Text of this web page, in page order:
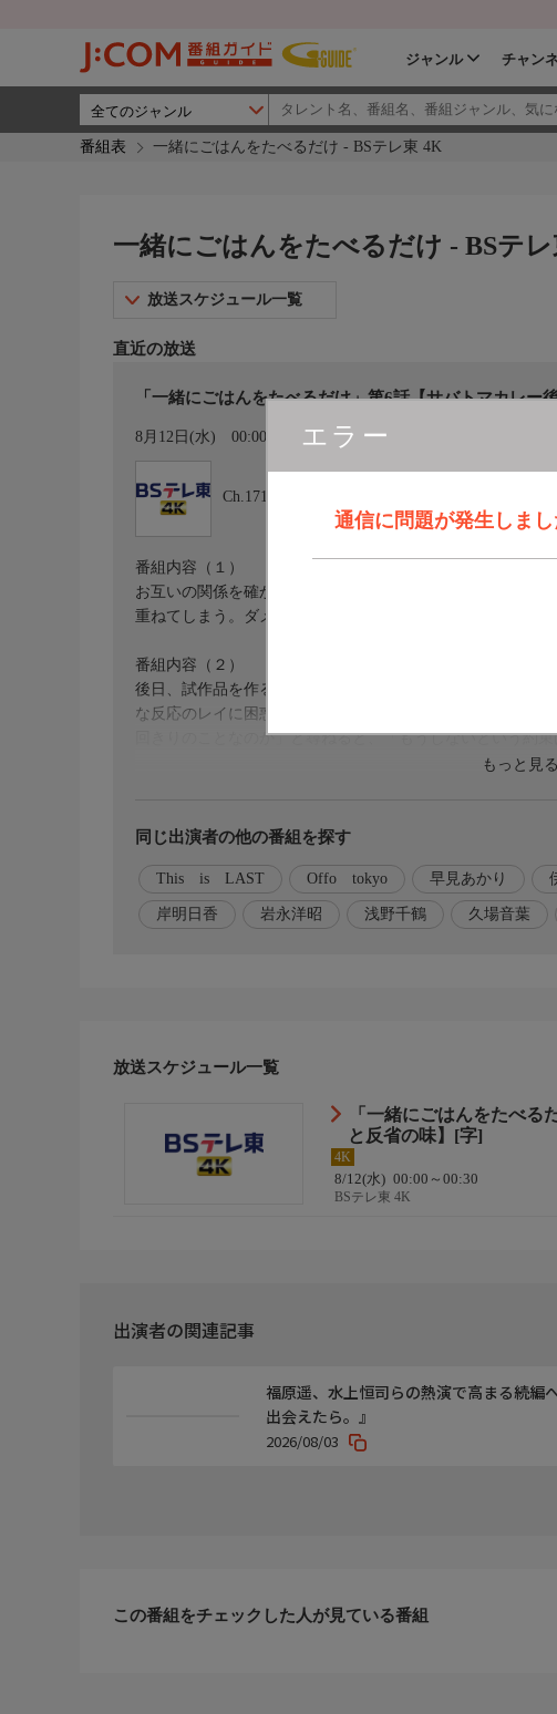
ジャンル チャン
番組表 一緒にごはんをたべるだけ - BSテレ東 4K
エラー
通信に問題が発生しま
一緒にごはんをたべるだけ - BSテレ
放送スケジュール一覧
直近の放送
「一緒にごはんをたべるだけ」第6話【サバトマカレー
8月12日(水) 00:00〜00:30 カレンダー登録
Ch.171
もっと見る
番組内容（１）
お互いの関係を確かめ合うようにラブホテルへ向かったタ
重ねてしまう。ダメだとわかっていながらも、二人は甘い
番組内容（２）
後日、試作品を作るため久しぶりに二人は会うことに。ド
な反応のレイに困惑しつつ、旬の野菜のキッシュを作り始
回きりのことなのか」と尋ねると、「もうしないという約
斎藤レイ…伊藤健太郎
澤田カズ…桐山漣
斎藤ミワコ…岸明日香
原作脚本
【原作】「一緒にごはんをたべるだけ」大町テラス（講談社
【脚本】青塚美穂
監督・演出
【オープニングテーマ】
【エンディングテーマ】
This is LAST「Paradox」（SDR）
同じ出演者の他の番組を探す
This is LAST Offo tokyo 早見あかり
岸明日香 岩永洋昭 浅野千鶴 久場音葉
放送スケジュール一覧
「一緒にごはんをたべる
と反省の味】[字]
4K
8/12(水) 00:00～00:30
BSテレ東 4K
出演者の関連記事
福原遥、水上恒司らの熱演で高まる続編
出会えたら。』
2026/08/03
この番組をチェックした人が見ている番組